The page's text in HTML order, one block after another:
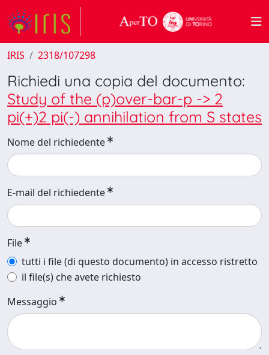
IRIS 2318/107298
Richiedi una copia del documento:
Study of the (p)over-bar-p -> 2
pi(+)2 pi(-) annihilation from S states
Nome del richiedente
E-mail del richiedente
File
tutti i file (di questo documento) in accesso ristretto
il file(s) che avete richiesto
Messaggio